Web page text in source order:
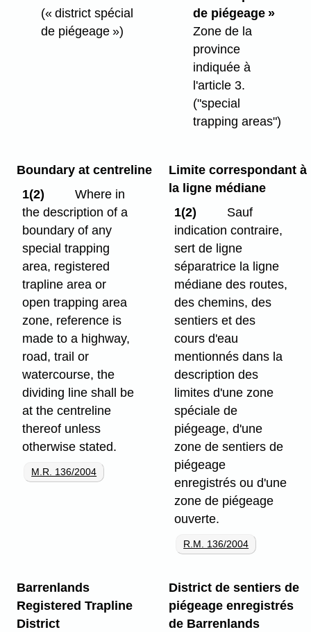
(« district spécial
de piégeage »)
de piégeage »
Zone de la
province
indiquée à
l'article 3.
("special
trapping areas")
Boundary at centreline
1(2)
Where in
the description of a
boundary of any
special trapping
area, registered
trapline area or
open trapping area
zone, reference is
made to a highway,
road, trail or
watercourse, the
dividing line shall be
at the centreline
thereof unless
otherwise stated.
M.R. 136/2004
Limite correspondant à
la ligne médiane
1(2)
Sauf
indication contraire,
sert de ligne
séparatrice la ligne
médiane des routes,
des chemins, des
sentiers et des
cours d'eau
mentionnés dans la
description des
limites d'une zone
spéciale de
piégeage, d'une
zone de sentiers de
piégeage
enregistrés ou d'une
zone de piégeage
ouverte.
R.M. 136/2004
Barrenlands
Registered Trapline
District
District de sentiers de
piégeage enregistrés
de Barrenlands